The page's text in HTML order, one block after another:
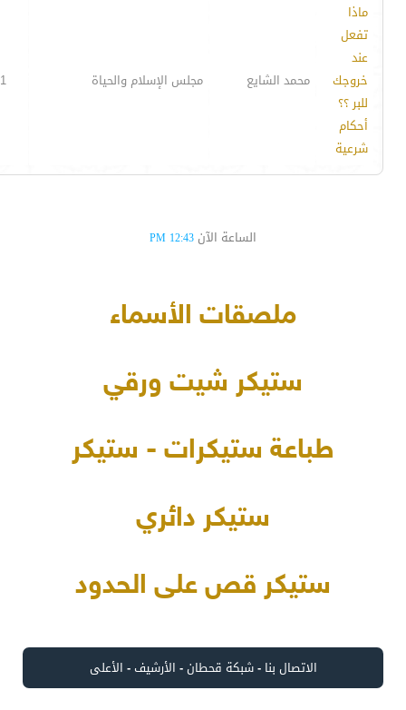
ماذا
تفعل
عند
خروجك
للبر ؟؟
أحكام
شرعية
محمد الشايع مجلس الإسلام والحياة
الساعة الآن 12:43 PM
ملصقات الأسماء
ستيكر شيت ورقي
طباعة ستيكرات - ستيكر
ستيكر دائري
ستيكر قص على الحدود
الاتصال بنا -شبكة قحطان- الأرشيف- الأعلى